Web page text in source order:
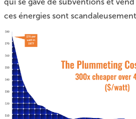
ces énergies sont